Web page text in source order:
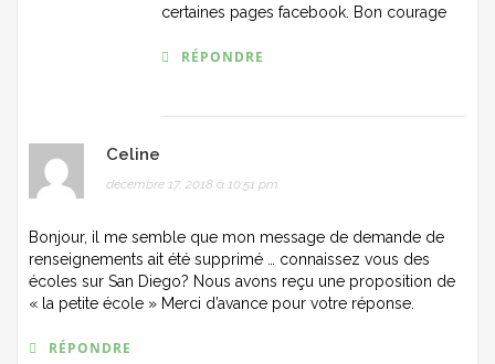
certaines pages facebook. Bon courage
RÉPONDRE
Celine
décembre 17, 2018 à 10:51 pm
Bonjour, il me semble que mon message de demande de
renseignements ait été supprimé … connaissez vous des
écoles sur San Diego? Nous avons reçu une proposition de
« la petite école » Merci d’avance pour votre réponse.
RÉPONDRE